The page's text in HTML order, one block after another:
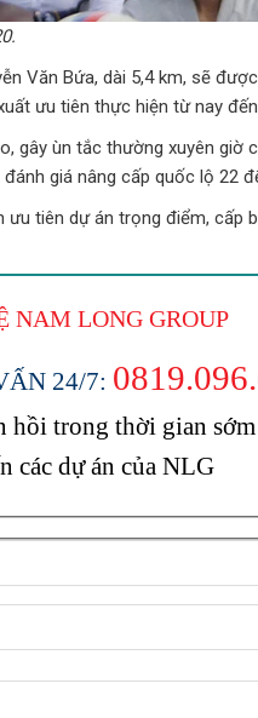
Văn Bứa, dài 5,4 km, sẽ
ưu tiên thực hiện từ nay
gây ùn tắc thường xuyên
giá nâng cấp quốc lộ 22
tiên dự án trọng điểm,
NAM LONGGROUP
24/7:
trong thời gian
các dự án của NLG